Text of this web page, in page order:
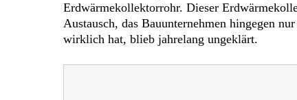
Erdwärmekollektorrohr. Dieser
Austausch, das Bauunternehmen hingegen
wirklich hat, blieb jahrelang ungeklärt.